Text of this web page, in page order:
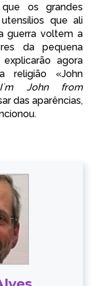
que os grandes
que ali
guerra voltem a
da pequena
agora
religião «John
John from
das aparências,